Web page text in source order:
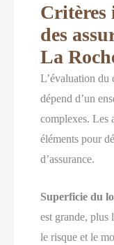
Critères
des
La
L’évaluation du
dépend d’un
complexes. Les
éléments pour
d’assurance.
Superficie du
est grande, plus
le risque et le